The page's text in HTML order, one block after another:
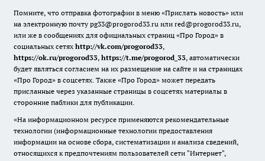
Помните, что отправка фотографии в меню «Прислать новость» или
на электронную почту pg33@progorod33.ru или red@progorod33.ru,
или же в сообщениях для официальных страниц «Про Город» в
социальных сетях http://vk.com/progorod33,
https://ok.ru/progorod33, https://t.me/progorod_33, автоматически
будет являться согласием на их размещение на сайте и на страницах
«Про Город» в соцсетях. Также «Про Город» может передать
присланные через указанные страницы в соцсетях материалы в
сторонние паблики для публикации.
«На информационном ресурсе применяются рекомендательные
технологии (информационные технологии предоставления
информации на основе сбора, систематизации и анализа сведений,
относящихся к предпочтениям пользователей сети "Интернет",